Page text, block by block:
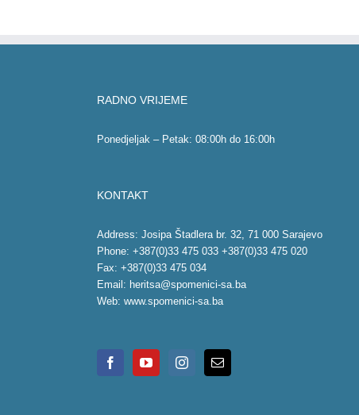
RADNO VRIJEME
Ponedjeljak – Petak: 08:00h do 16:00h
KONTAKT
Address: Josipa Štadlera br. 32, 71 000 Sarajevo
Phone: +387(0)33 475 033 +387(0)33 475 020
Fax: +387(0)33 475 034
Email: heritsa@spomenici-sa.ba
Web: www.spomenici-sa.ba